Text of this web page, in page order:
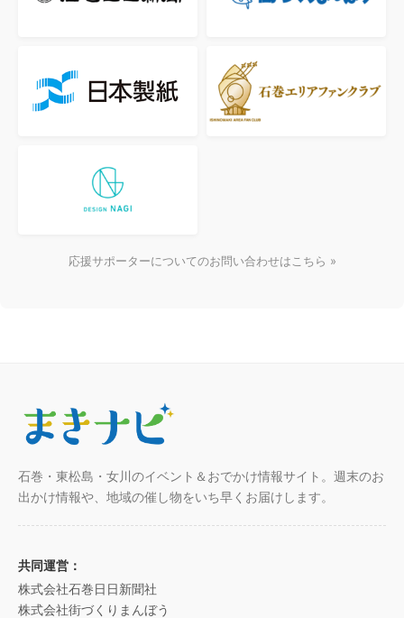
応援サポーターについてのお問い合わせはこちら »
石巻・東松島・女川のイベント＆おでかけ情報サイト。週末のお
出かけ情報や、地域の催し物をいち早くお届けします。
共同運営：
株式会社石巻日日新聞社
株式会社街づくりまんぼう